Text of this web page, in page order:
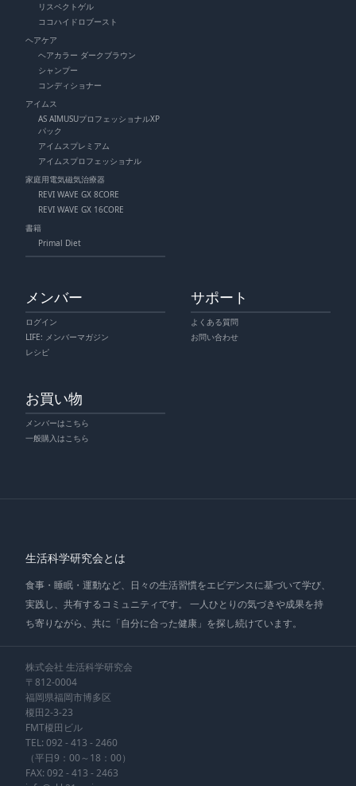
リスペクトゲル
ココハイドロブースト
ヘアケア
ヘアカラー ダークブラウン
シャンプー
コンディショナー
アイムス
AS AIMUSUプロフェッショナルXP
パック
アイムスプレミアム
アイムスプロフェッショナル
家庭用電気磁気治療器
REVI WAVE GX 8CORE
REVI WAVE GX 16CORE
書籍
Primal Diet
メンバー
ログイン
LIFE: メンバーマガジン
レシピ
サポート
よくある質問
お問い合わせ
お買い物
メンバーはこちら
一般購入はこちら
生活科学研究会とは
食事・睡眠・運動など、日々の生活習慣をエビデンスに基づいて学び、
実践し、共有するコミュニティです。 一人ひとりの気づきや成果を持
ち寄りながら、共に「自分に合った健康」を探し続けています。
株式会社 生活科学研究会
〒812-0004
福岡県福岡市博多区
榎田2-3-23
FMT榎田ビル
TEL: 092 - 413 - 2460
（平日9：00～18：00）
FAX: 092 - 413 - 2463